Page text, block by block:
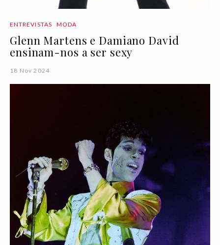
ENTREVISTAS MODA
Glenn Martens e Damiano David
ensinam-nos a ser sexy
18 Nov 2024